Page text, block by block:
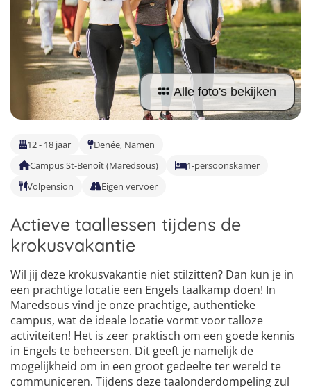
Malta
Nederland
Buitenland
Surfkampen Buitenland
Surfkampen 18+
Taalvakanties Duits
Taalvakanties Italiaans
Alle foto's bekijken
12 - 18 jaar
Denée, Namen
Campus St-Benoît (Maredsous)
1-persoonskamer
Volpension
Eigen vervoer
Actieve taallessen tijdens de
krokusvakantie
Wil jij deze krokusvakantie niet stilzitten? Dan kun je in
een prachtige locatie een Engels taalkamp doen! In
Maredsous vind je onze prachtige, authentieke
campus, wat de ideale locatie vormt voor talloze
activiteiten! Het is zeer praktisch om een goede kennis
in Engels te beheersen. Dit geeft je namelijk de
mogelijkheid om in een groot gedeelte ter wereld te
communiceren. Tijdens deze taalonderdompeling zul